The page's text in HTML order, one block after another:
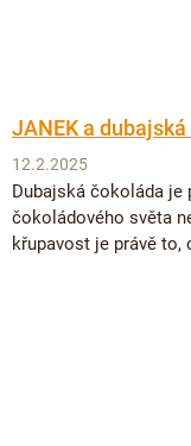
JANEK a
12.2.2025
Dubajská čokoláda je
čokoládového světa
křupavost je právě to,